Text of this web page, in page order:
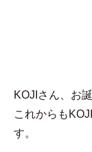
KOJIさん、お
これからも
す。